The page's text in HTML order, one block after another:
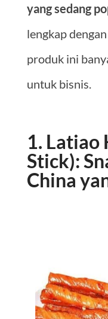
yang sedang
lengkap
produk ini
untuk bisnis.
1. Latiao
Stick):
China